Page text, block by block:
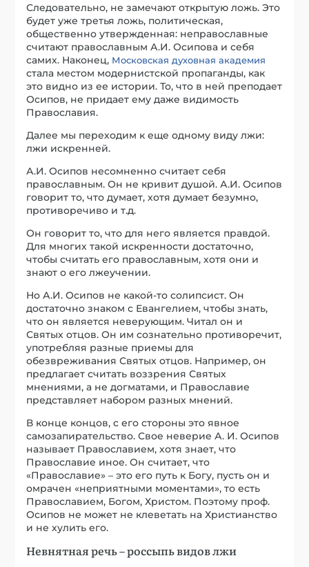
Следовательно, не замечают открытую ложь. Это
будет уже третья ложь, политическая,
общественно утвержденная: неправославные
считают православным А.И. Осипова и себя
самих. Наконец, Московская духовная академия
стала местом модернистской пропаганды, как
это видно из ее истории. То, что в ней преподает
Осипов, не придает ему даже видимость
Православия.
Далее мы переходим к еще одному виду лжи:
лжи искренней.
А.И. Осипов несомненно считает себя
православным. Он не кривит душой. А.И. Осипов
говорит то, что думает, хотя думает безумно,
противоречиво и т.д.
Он говорит то, что для него является правдой.
Для многих такой искренности достаточно,
чтобы считать его православным, хотя они и
знают о его лжеучении.
Но А.И. Осипов не какой-то солипсист. Он
достаточно знаком с Евангелием, чтобы знать,
что он является неверующим. Читал он и
Святых отцов. Он им сознательно противоречит,
употребляя разные приемы для
обезвреживания Святых отцов. Например, он
предлагает считать воззрения Святых
мнениями, а не догматами, и Православие
представляет набором разных мнений.
В конце концов, с его стороны это явное
самозапирательство. Свое неверие А. И. Осипов
называет Православием, хотя знает, что
Православие иное. Он считает, что
«Православие» – это его путь к Богу, пусть он и
омрачен «неприятными моментами», то есть
Православием, Богом, Христом. Поэтому проф.
Осипов не может не клеветать на Христианство
и не хулить его.
Невнятная речь – россыпь видов лжи